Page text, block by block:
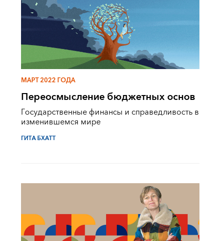
МАРТ 2022 ГОДА
Переосмысление бюджетных основ
Государственные финансы и справедливость в
изменившемся мире
ГИТА БХАТТ